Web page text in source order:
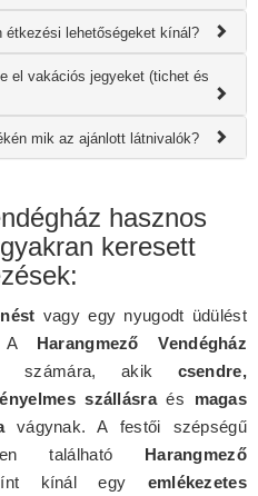
étkezési lehetőségeket kínál?
el vakációs jegyeket (tichet és
mik az ajánlott látnivalók?
hasznos
keresett
vagy egy nyugodt üdülést
A
Harangmező Vendégház
számára, akik csendre,
szállásraés magas
vágynak. A festői szépségű
található
Harangmező
kínál egy emlékezetes